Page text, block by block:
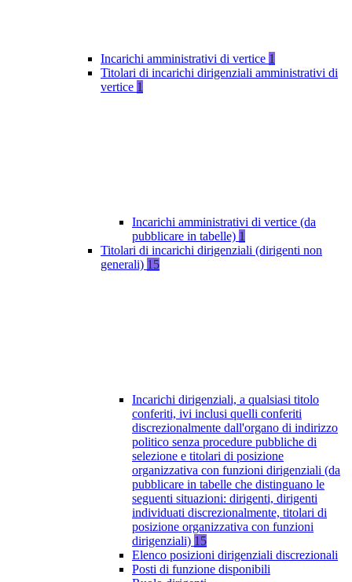
Incarichi amministrativi di vertice 1
Titolari di incarichi dirigenziali amministrativi di
vertice 1
Incarichi amministrativi di vertice (da
pubblicare in tabelle) 1
Titolari di incarichi dirigenziali (dirigenti non
generali) 15
Incarichi dirigenziali, a qualsiasi titolo
conferiti, ivi inclusi quelli conferiti
discrezionalmente dall'organo di indirizzo
politico senza procedure pubbliche di
selezione e titolari di posizione
organizzativa con funzioni dirigenziali (da
pubblicare in tabelle che distinguano le
seguenti situazioni: dirigenti, dirigenti
individuati discrezionalmente, titolari di
posizione organizzativa con funzioni
dirigenziali) 15
Elenco posizioni dirigenziali discrezionali
Posti di funzione disponibili